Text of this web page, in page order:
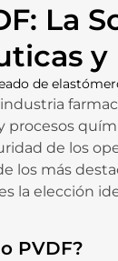
La
de
procesos
de los
los más
la elección
PVDF?